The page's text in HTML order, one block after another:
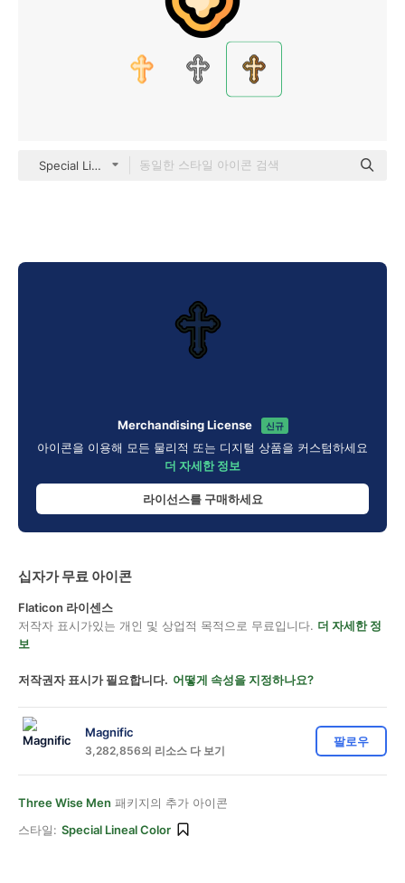
Special Lineal color
Merchandising License 신규
아이콘을 이용해 모든 물리적 또는 디지털 상품을 커스텀하세요
더 자세한 정보
라이선스를 구매하세요
십자가 무료 아이콘
Flaticon 라이센스
저작자 표시가있는 개인 및 상업적 목적으로 무료입니다. 더 자세한 정
보
저작권자 표시가 필요합니다. 어떻게 속성을 지정하나요?
Magnific
3,282,856의 리소스 다 보기
팔로우
Three Wise Men 패키지의 추가 아이콘
스타일: Special Lineal Color